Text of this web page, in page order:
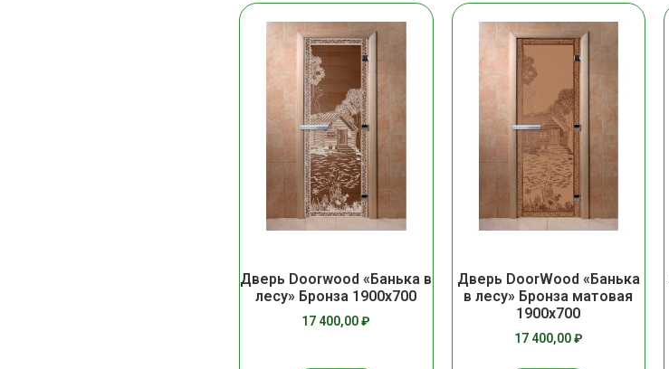
Дверь Doorwood «Банька в
лесу» Бронза 1900х700
17 400,00₽
Дверь DoorWood «Банька
в лесу» Бронза матовая
1900х700
17 400,00₽